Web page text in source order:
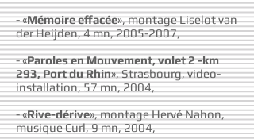
- «Mémoire effacée», montage Liselot van
der Heijden, 4 mn,2005-2007,
- «Paroles en Mouvement, volet 2 -km
293, Port du Rhin», Strasbourg, video-
installation, 57 mn, 2004,
- «Rive-dérive», montage Hervé Nahon,
musique Curl, 9 mn, 2004,